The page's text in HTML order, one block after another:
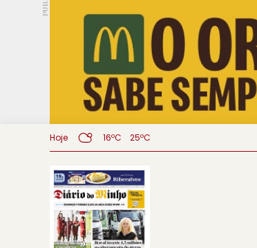
PUB.
Hoje 16ºC 25ºC